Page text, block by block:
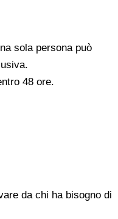
sola persona può
48 ore.
da chi ha bisogno di